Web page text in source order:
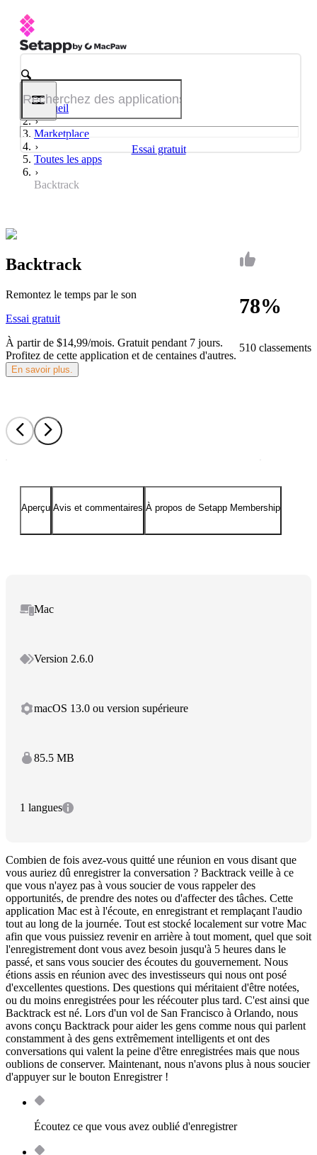
Essai gratuit
Accueil
Marketplace
Toutes les apps
Backtrack
78%
510 classements
Backtrack
Remontez le temps par le son
Essai gratuit
À partir de $14,99/mois. Gratuit pendant 7 jours.
Profitez de cette application et de centaines d'autres.
En savoir plus.
Aperçu Avis et commentaires À propos de Setapp Membership
Mac
Version 2.6.0
macOS 13.0 ou version supérieure
85.5 MB
1 langues
Combien de fois avez-vous quitté une réunion en vous disant que
vous auriez dû enregistrer la conversation ? Backtrack veille à ce
que vous n'ayez pas à vous soucier de vous rappeler des
opportunités, de prendre des notes ou d'affecter des tâches. Cette
application Mac est à l'écoute, en enregistrant et remplaçant l'audio
tout au long de la journée. Tout est stocké localement sur votre Mac
afin que vous puissiez revenir en arrière à tout moment, quel que soit
l'enregistrement dont vous avez besoin jusqu'à 5 heures dans le
passé, et sans vous soucier des écoutes du gouvernement. Nous
étions assis en réunion avec des investisseurs qui nous ont posé
d'excellentes questions. Des questions qui méritaient d'être notées,
ou du moins enregistrées pour les réécouter plus tard. C'est ainsi que
Backtrack est né. Lors d'un vol de San Francisco à Orlando, nous
avons conçu Backtrack pour aider les gens comme nous qui parlent
constamment à des gens extrêmement intelligents et ont des
conversations qui valent la peine d'être enregistrées mais que nous
oublions de conserver. Maintenant, nous n'avons plus à nous soucier
d'appuyer sur le bouton Enregistrer !
Écoutez ce que vous avez oublié d'enregistrer